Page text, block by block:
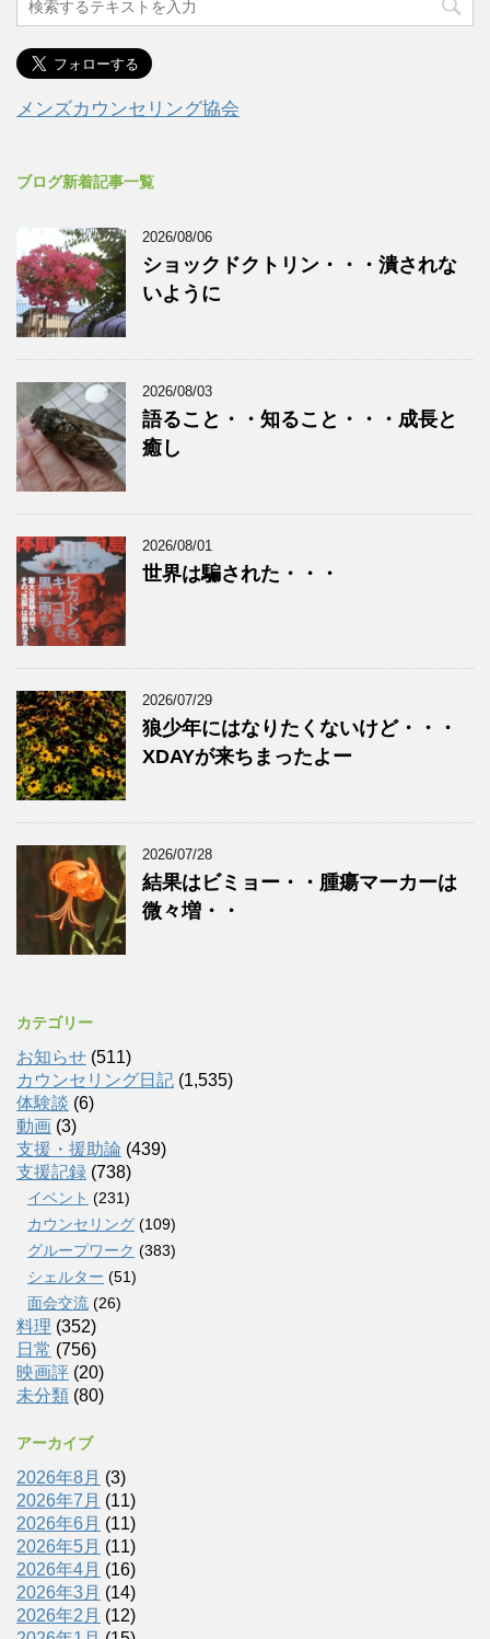
メンズカウンセリング協会
ブログ新着記事一覧
2026/08/06
ショックドクトリン・・・潰されな
いように
2026/08/03
語ること・・知ること・・・成長と
癒し
2026/08/01
世界は騙された・・・
2026/07/29
狼少年にはなりたくないけど・・・
XDAYが来ちまったよー
2026/07/28
結果はビミョー・・腫瘍マーカーは
微々増・・
カテゴリー
お知らせ (511)
カウンセリング日記 (1,535)
体験談 (6)
動画 (3)
支援・援助論 (439)
支援記録 (738)
イベント (231)
カウンセリング (109)
グループワーク (383)
シェルター (51)
面会交流 (26)
料理 (352)
日常 (756)
映画評 (20)
未分類 (80)
アーカイブ
2026年8月 (3)
2026年7月 (11)
2026年6月 (11)
2026年5月 (11)
2026年4月 (16)
2026年3月 (14)
2026年2月 (12)